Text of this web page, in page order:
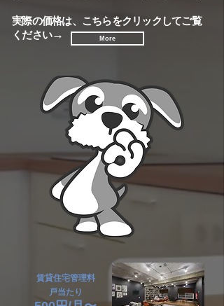
実際の価格は、こちらをクリックしてご覧
ください→ More
賃貸住宅管理料
​戸当たり